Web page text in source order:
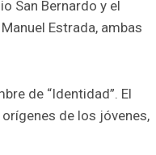
San Bernardo y el
Estrada, ambas
de “Identidad”. El
de los jóvenes,